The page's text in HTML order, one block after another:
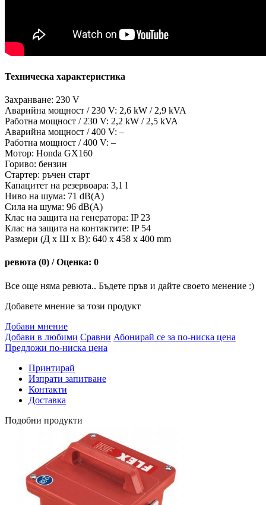
Техническа характеристика
Захранване: 230 V
Аварийна мощност / 230 V: 2,6 kW / 2,9 kVA
Работна мощност / 230 V: 2,2 kW / 2,5 kVA
Аварийна мощност / 400 V: –
Работна мощност / 400 V: –
Мотор: Honda GX160
Гориво: бензин
Стартер: ръчен старт
Капацитет на резервоара: 3,1 l
Ниво на шума: 71 dB(A)
Сила на шума: 96 dB(A)
Клас на защита на генератора: IP 23
Клас на защита на контактите: IP 54
Размери (Д х Ш х В): 640 x 458 x 400 mm
ревюта (0) / Оценка: 0
Все още няма ревюта.. Бъдете пръв и дайте своето менение :)
Добавете мнение за този продукт
Добави мнение
Добави в любими Сравни Абонирай се за по-ниска цена
Предложи по-ниска цена
Принтирай
Изпрати запитване
Контакти
Доставка
Подобни продукти